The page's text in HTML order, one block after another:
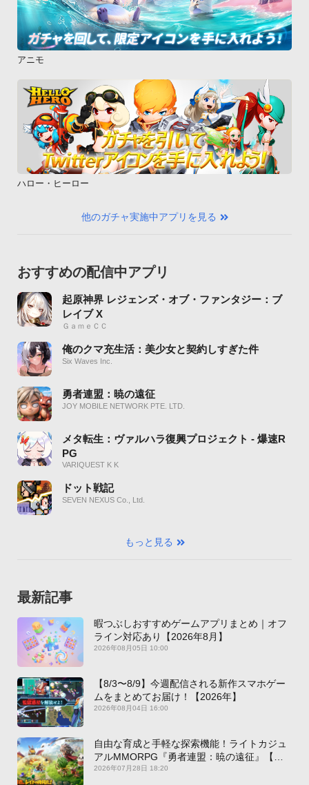
アニモ
ハロー・ヒーロー
他のガチャ実施中アプリを見る
おすすめの配信中アプリ
起原神界 レジェンズ・オブ・ファンタジー：ブ
レイブ X
ＧａｍｅＣＣ
俺のクマ充生活：美少女と契約しすぎた件
Six Waves Inc.
勇者連盟：暁の遠征
JOY MOBILE NETWORK PTE. LTD.
メタ転生：ヴァルハラ復興プロジェクト - 爆速R
PG
VARIQUEST K K
ドット戦記
SEVEN NEXUS Co., Ltd.
もっと見る
最新記事
暇つぶしおすすめゲームアプリまとめ｜オフ
ライン対応あり【2026年8月】
2026年08月05日 10:00
【8/3〜8/9】今週配信される新作スマホゲー
ムをまとめてお届け！【2026年】
2026年08月04日 16:00
自由な育成と手軽な探索機能！ライトカジュ
アルMMORPG『勇者連盟：暁の遠征』【最
新作PICKUP】
2026年07月28日 18:20